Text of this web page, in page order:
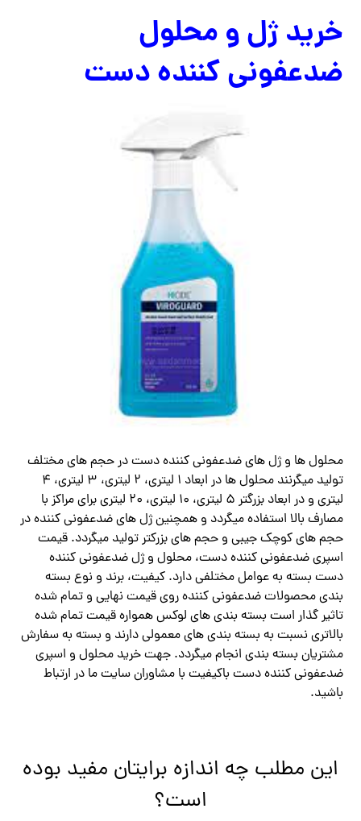
خرید ژل و محلول
ضدعفونی کننده دست
محلول ها و ژل های ضدعفونی کننده دست در حجم های مختلف
تولید میگرنند محلول ها در ابعاد ۱ لیتری، ۲ لیتری، ۳ لیتری، ۴
لیتری و در ابعاد بزرگتر ۵ لیتری، ۱۰ لیتری، ۲۰ لیتری برای مراکز با
مصارف بالا استفاده میگردد و همچنین ژل های ضدعفونی کننده در
حجم های کوچک جیبی و حجم های بزرکتر تولید میگردد. قیمت
اسپری ضدعفونی کننده دست، محلول و ژل ضدعفونی کننده
دست بسته به عوامل مختلفی دارد. کیفیت، برند و نوع بسته
بندی محصولات ضدعفونی کننده روی قیمت نهایی و تمام شده
تاثیر گذار است بسته بندی های لوکس همواره قیمت تمام شده
بالاتری نسبت به بسته بندی های معمولی دارند و بسته به سفارش
مشتریان بسته بندی انجام میگردد. جهت خرید محلول و اسپری
ضدعفونی کننده دست باکیفیت با مشاوران سایت ما در ارتباط
باشید.
این مطلب چه اندازه برایتان مفید بوده
است؟